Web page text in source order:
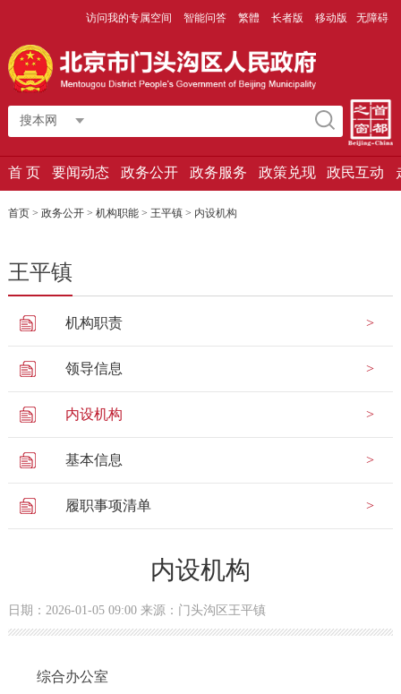
访问我的专属空间 智能问答 繁體 长者版 移动版 无障碍
搜本网
首 页 要闻动态 政务公开 政务服务 政策兑现 政民互动
首页> 政务公开> 机构职能> 王平镇> 内设机构
王平镇
机构职责
领导信息
内设机构
基本信息
履职事项清单
内设机构
日期：2026-01-05 09:00 来源：门头沟区王平镇
综合办公室